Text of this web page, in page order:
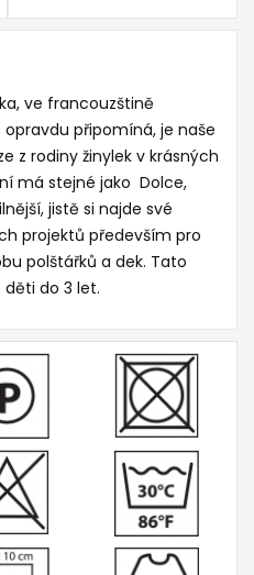
ve francouzštině
připomíná, je naše
z rodiny žinylek v krásných
má stejné jako Dolce,
jistě si najde své
projektů především pro
polštářků a dek. Tato
děti do 3 let.